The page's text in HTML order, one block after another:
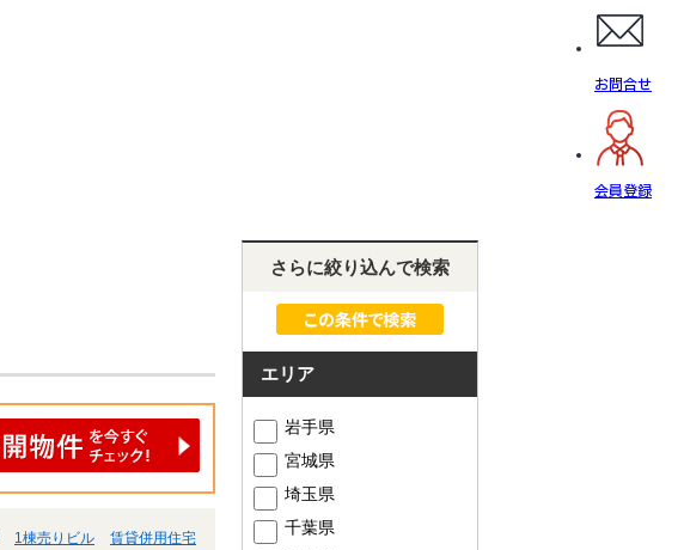
お問合せ
会員登録
1棟売りビル 賃貸併用住宅
さらに絞り込んで検索
エリア
岩手県
宮城県
埼玉県
千葉県